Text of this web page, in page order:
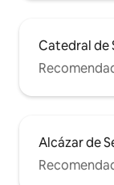
Catedral de
Alcázar de